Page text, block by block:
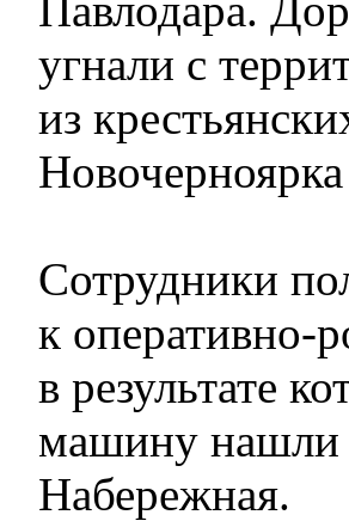
угнали с
из
Сотрудники
к оперативно-
в результате
машину нашли
Набережная.